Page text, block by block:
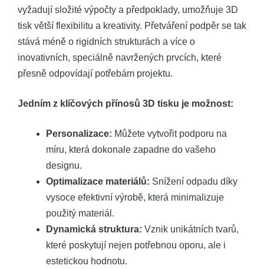
vyžadují složité výpočty a předpoklady, umožňuje 3D
tisk větší flexibilitu a kreativity. Přetváření podpěr se tak
stává méně o rigidních strukturách a více o
inovativních, speciálně navržených prvcích, které
přesně odpovídají potřebám projektu.
Jedním z klíčových přínosů 3D tisku je možnost:
Personalizace: Můžete vytvořit podporu na
míru, která dokonale zapadne do vašeho
designu.
Optimalizace materiálů: Snížení odpadu díky
vysoce efektivní výrobě, která minimalizuje
použitý materiál.
Dynamická struktura: Vznik unikátních tvarů,
které poskytují nejen potřebnou oporu, ale i
estetickou hodnotu.